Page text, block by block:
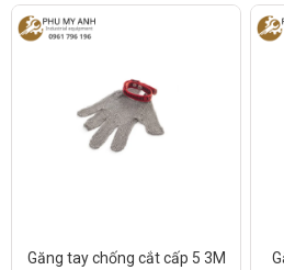
Găng tay chống cắt cấp 5 3M